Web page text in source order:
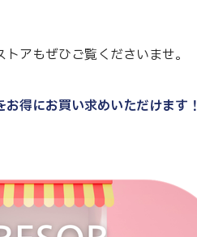
アもぜひご覧くださいませ。
得にお買い求めいただけます！